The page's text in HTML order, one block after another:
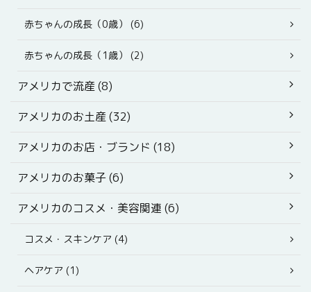
赤ちゃんの成長（0歳） (6)
赤ちゃんの成長（1歳） (2)
アメリカで流産 (8)
アメリカのお土産 (32)
アメリカのお店・ブランド (18)
アメリカのお菓子 (6)
アメリカのコスメ・美容関連 (6)
コスメ・スキンケア (4)
ヘアケア (1)